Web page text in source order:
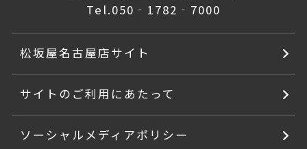
Tel.050‐1782‐7000
松坂屋名古屋店サイト
サイトのご利用にあたって
ソーシャルメディアポリシー